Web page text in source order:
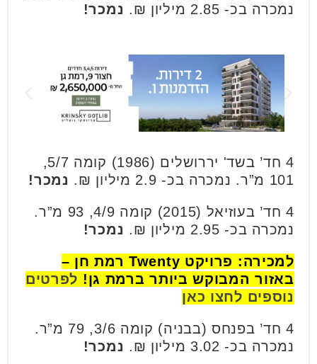
נמכרה בכ- 2.85 מיליון ₪.
נמכר!
4 חד’ בשד' יררושלים (1986) קומה 5/7,
101 מ”ר. נמכרה בכ- 2.9 מיליון ₪.
נמכר!
4 חד’ בעוזיאל (2015) קומה 4/9, 93 מ”ר.
נמכרה בכ- 2.95 מיליון ₪.
נמכר!
למכירה: פרויקט Twenty רמת חן –
באזור המבוקש ביותר ברמת גן! לפרטים
נוספים לחצו כאן
4 חד’ בפנחס (בבניה) קומה 3/6, 79 מ”ר.
נמכרה בכ- 3.02 מיליון ₪.
נמכר!